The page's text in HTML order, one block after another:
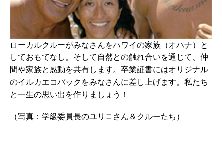
ローカルクルーがみなさんをハワイの家族（オハナ）と
しておもてなし。そして自然との触れ合いを通じて、仲
間や家族と感動を共有します。卒業証書にはオリジナル
のイルカエコバックをみなさんに差し上げます。私たち
と一生の思い出を作りましょう！
（写真：学級委員長のユリコさん＆クルーたち）